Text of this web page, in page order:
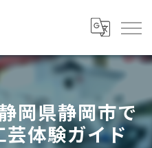
岡県静岡市で
芸体験ガイド